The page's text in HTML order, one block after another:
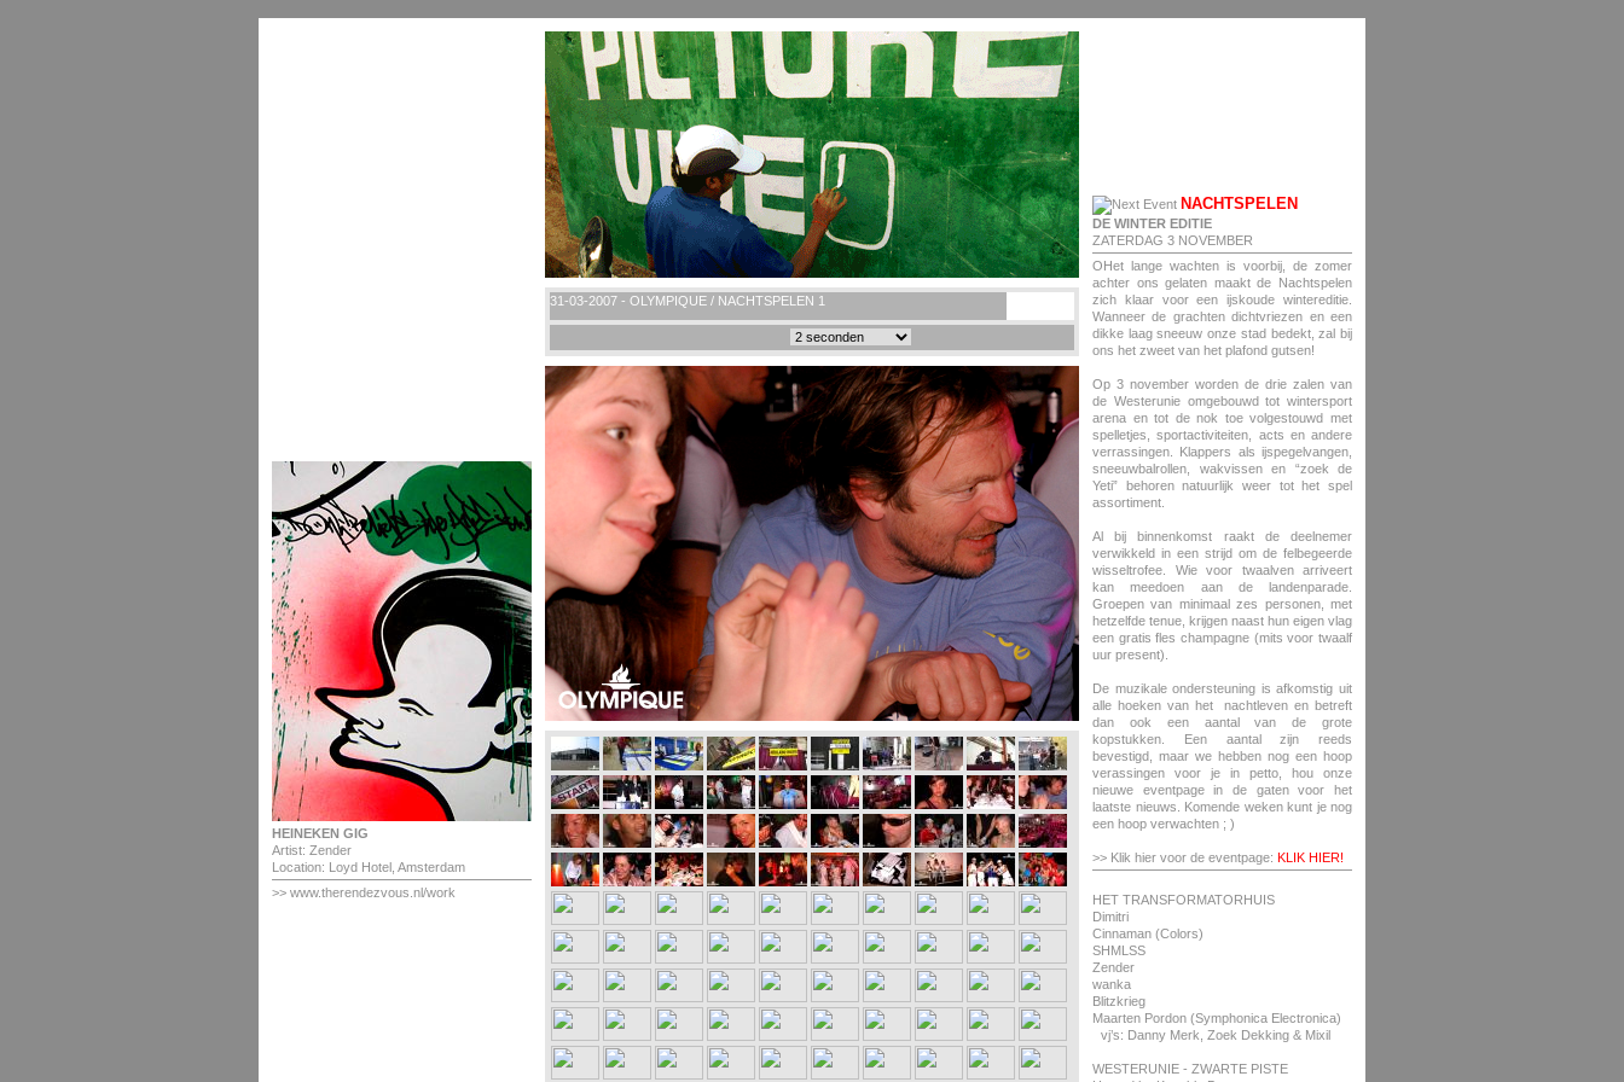
HEINEKEN GIG
Artist: Zender
Location: Loyd Hotel, Amsterdam
>> www.therendezvous.nl/work
31-03-2007 - OLYMPIQUE / NACHTSPELEN 1
NACHTSPELEN
DE WINTER EDITIE
ZATERDAG 3 NOVEMBER
OHet lange wachten is voorbij, de zomer
achter ons gelaten maakt de Nachtspelen
zich klaar voor een ijskoude wintereditie.
Wanneer de grachten dichtvriezen en een
dikke laag sneeuw onze stad bedekt, zal bij
ons het zweet van het plafond gutsen!
Op 3 november worden de drie zalen van
de Westerunie omgebouwd tot wintersport
arena en tot de nok toe volgestouwd met
spelletjes, sportactiviteiten, acts en andere
verrassingen. Klappers als ijspegelvangen,
sneeuwbalrollen, wakvissen en “zoek de
Yeti” behoren natuurlijk weer tot het spel
assortiment.
Al bij binnenkomst raakt de deelnemer
verwikkeld in een strijd om de felbegeerde
wisseltrofee. Wie voor twaalven arriveert
kan meedoen aan de landenparade.
Groepen van minimaal zes personen, met
hetzelfde tenue, krijgen naast hun eigen vlag
een gratis fles champagne (mits voor twaalf
uur present).
De muzikale ondersteuning is afkomstig uit
alle hoeken van het nachtleven en betreft
dan ook een aantal van de grote
kopstukken. Een aantal zijn reeds
bevestigd, maar we hebben nog een hoop
verassingen voor je in petto, hou onze
nieuwe eventpage in de gaten voor het
laatste nieuws. Komende weken kunt je nog
een hoop verwachten ; )
>> Klik hier voor de eventpage: KLIK HIER!
HET TRANSFORMATORHUIS
Dimitri
Cinnaman (Colors)
SHMLSS
Zender
wanka
Blitzkrieg
Maarten Pordon (Symphonica Electronica)
vj’s: Danny Merk, Zoek Dekking & Mixil
WESTERUNIE - ZWARTE PISTE